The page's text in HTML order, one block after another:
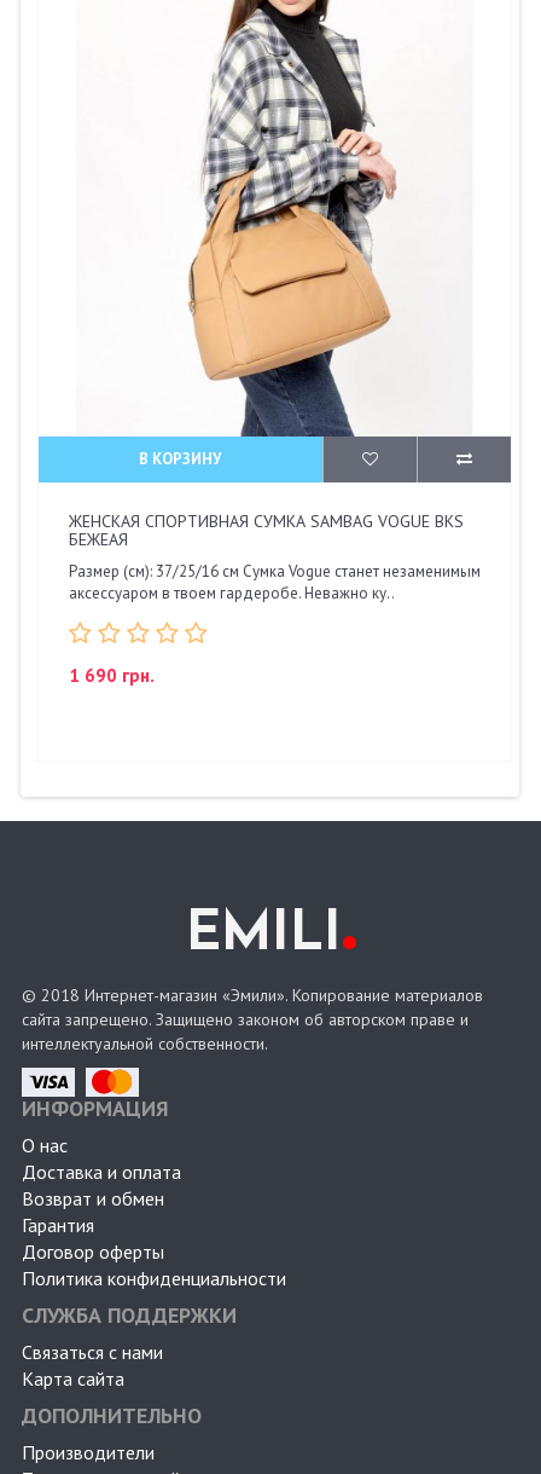
В КОРЗИНУ
ЖЕНСКАЯ СПОРТИВНАЯ СУМКА SAMBAG VOGUE BKS
БЕЖЕАЯ
Размер (см): 37/25/16 см Сумка Vogue станет незаменимым
аксессуаром в твоем гардеробе. Неважно ку..
1 690 грн.
EMILI.
© 2018 Интернет-магазин «Эмили». Копирование материалов
сайта запрещено. Защищено законом об авторском праве и
интеллектуальной собственности.
ИНФОРМАЦИЯ
О нас
Доставка и оплата
Возврат и обмен
Гарантия
Договор оферты
Политика конфиденциальности
СЛУЖБА ПОДДЕРЖКИ
Связаться с нами
Карта сайта
ДОПОЛНИТЕЛЬНО
Производители